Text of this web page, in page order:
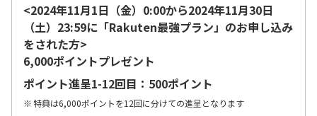
<2024年11月1日（金）0:00から2024年11月30日
（土）23:59に「Rakuten最強プラン」のお申し込み
をされた方>
6,000ポイントプレゼント
ポイント進呈1-12回目：500ポイント
特典は6,000ポイントを12回に分けての進呈となります